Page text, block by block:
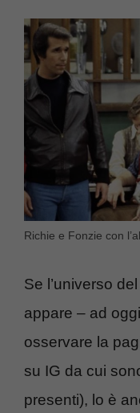
Richie e Fonzie con
Se l’universo
appare – ad
osservare la
su IG da cui
presenti), lo è